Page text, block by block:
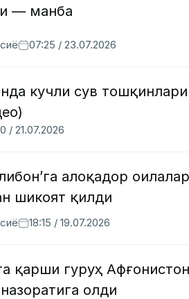
— манба
07:25 / 23.07.2026
кучли сув
/ 21.07.2026
алоқадор
шикоят қилди
18:15 / 19.07.2026
қарши гуруҳ
олди